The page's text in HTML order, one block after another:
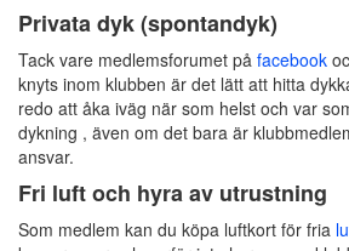
Privata dyk (spontandyk)
Tack vare medlemsforumet på facebook
knyts inom klubben är det lätt att hitta
redo att åka iväg när som helst och var
dykning , även om det bara är
ansvar.
Fri luft och hyra av utrustning
Som medlem kan du köpa luftkort för fria